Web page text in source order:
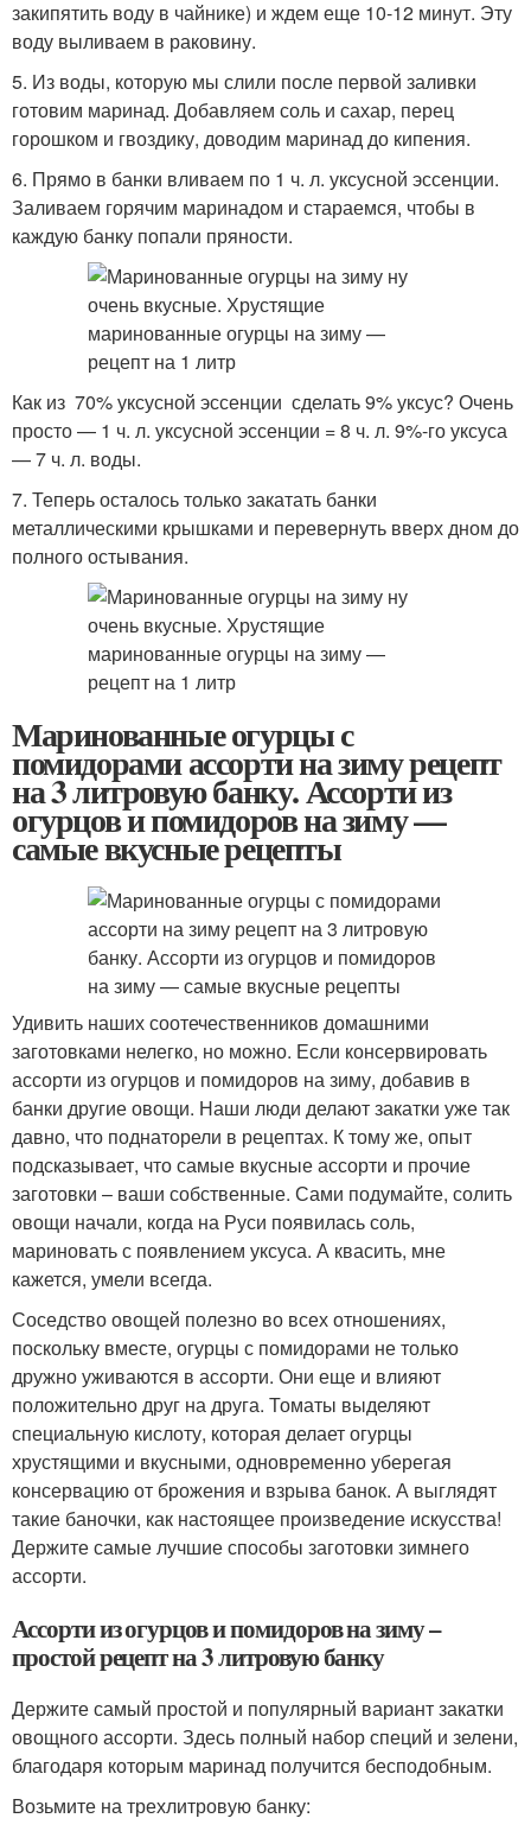
закипятить воду в чайнике) и ждем еще 10-12 минут. Эту
воду выливаем в раковину.
5. Из воды, которую мы слили после первой заливки
готовим маринад. Добавляем соль и сахар, перец
горошком и гвоздику, доводим маринад до кипения.
6. Прямо в банки вливаем по 1 ч. л. уксусной эссенции.
Заливаем горячим маринадом и стараемся, чтобы в
каждую банку попали пряности.
Как из 70% уксусной эссенции сделать 9% уксус? Очень
просто — 1 ч. л. уксусной эссенции = 8 ч. л. 9%-го уксуса
— 7 ч. л. воды.
7. Теперь осталось только закатать банки
металлическими крышками и перевернуть вверх дном до
полного остывания.
Маринованные огурцы с
помидорами ассорти на зиму рецепт
на 3 литровую банку. Ассорти из
огурцов и помидоров на зиму —
самые вкусные рецепты
Удивить наших соотечественников домашними
заготовками нелегко, но можно. Если консервировать
ассорти из огурцов и помидоров на зиму, добавив в
банки другие овощи. Наши люди делают закатки уже так
давно, что поднаторели в рецептах. К тому же, опыт
подсказывает, что самые вкусные ассорти и прочие
заготовки – ваши собственные. Сами подумайте, солить
овощи начали, когда на Руси появилась соль,
мариновать с появлением уксуса. А квасить, мне
кажется, умели всегда.
Соседство овощей полезно во всех отношениях,
поскольку вместе, огурцы с помидорами не только
дружно уживаются в ассорти. Они еще и влияют
положительно друг на друга. Томаты выделяют
специальную кислоту, которая делает огурцы
хрустящими и вкусными, одновременно уберегая
консервацию от брожения и взрыва банок. А выглядят
такие баночки, как настоящее произведение искусства!
Держите самые лучшие способы заготовки зимнего
ассорти.
Ассорти из огурцов и помидоров на зиму –
простой рецепт на 3 литровую банку
Держите самый простой и популярный вариант закатки
овощного ассорти. Здесь полный набор специй и зелени,
благодаря которым маринад получится бесподобным.
Возьмите на трехлитровую банку: